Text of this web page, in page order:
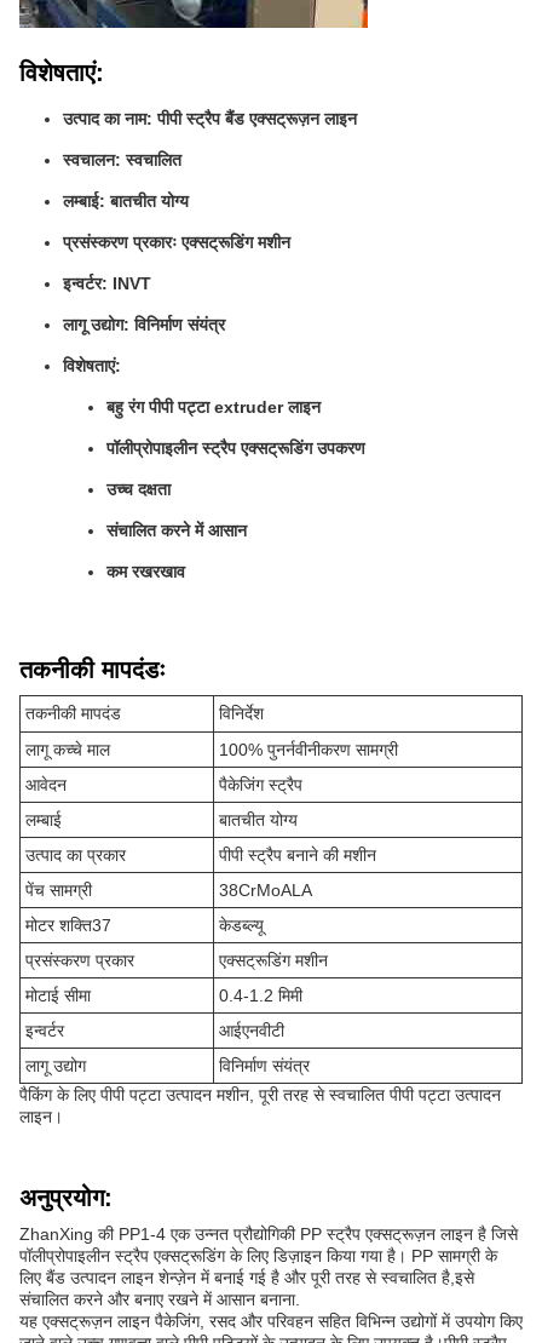
विशेषताएं:
उत्पाद का नाम: पीपी स्ट्रैप बैंड एक्सट्रूज़न लाइन
स्वचालन: स्वचालित
लम्बाई: बातचीत योग्य
प्रसंस्करण प्रकारः एक्सट्रूडिंग मशीन
इन्वर्टर: INVT
लागू उद्योग: विनिर्माण संयंत्र
विशेषताएं:
बहु रंग पीपी पट्टा extruder लाइन
पॉलीप्रोपाइलीन स्ट्रैप एक्सट्रूडिंग उपकरण
उच्च दक्षता
संचालित करने में आसान
कम रखरखाव
तकनीकी मापदंडः
तकनीकी मापदंड
विनिर्देश
लागू कच्चे माल
100% पुनर्नवीनीकरण सामग्री
आवेदन
पैकेजिंग स्ट्रैप
लम्बाई
बातचीत योग्य
उत्पाद का प्रकार
पीपी स्ट्रैप बनाने की मशीन
पेंच सामग्री
38CrMoALA
मोटर शक्ति37
केडब्ल्यू
प्रसंस्करण प्रकार
एक्सट्रूडिंग मशीन
मोटाई सीमा
0.4-1.2 मिमी
इन्वर्टर
आईएनवीटी
लागू उद्योग
विनिर्माण संयंत्र
पैकिंग के लिए पीपी पट्टा उत्पादन मशीन, पूरी तरह से स्वचालित पीपी पट्टा उत्पादन
लाइन।
अनुप्रयोग:
ZhanXing की PP1-4 एक उन्नत प्रौद्योगिकी PP स्ट्रैप एक्सट्रूज़न लाइन है जिसे
पॉलीप्रोपाइलीन स्ट्रैप एक्सट्रूडिंग के लिए डिज़ाइन किया गया है। PP सामग्री के
लिए बैंड उत्पादन लाइन शेन्ज़ेन में बनाई गई है और पूरी तरह से स्वचालित है,इसे
संचालित करने और बनाए रखने में आसान बनाना.
यह एक्सट्रूज़न लाइन पैकेजिंग, रसद और परिवहन सहित विभिन्न उद्योगों में उपयोग किए